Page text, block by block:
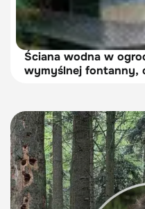
Ściana wodna w
wymyślnej fontanny,